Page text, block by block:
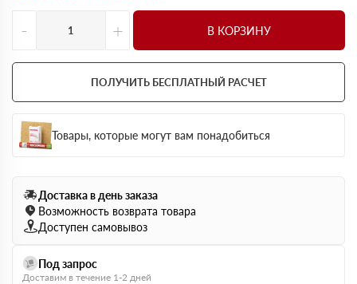
- + В КОРЗИНУ
ПОЛУЧИТЬ БЕСПЛАТНЫЙ РАСЧЕТ
Товары, которые могут вам понадобиться
Доставка в день заказа
Возможность возврата товара
Доступен самовывоз
Под запрос
Доставим в течение 1-2 дней